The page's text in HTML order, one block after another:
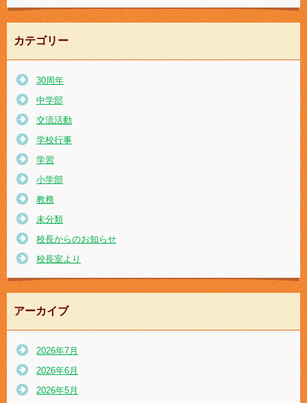
カテゴリー
30周年
中学部
交流活動
学校行事
学習
小学部
教務
未分類
校長からのお知らせ
校長室より
アーカイブ
2026年7月
2026年6月
2026年5月